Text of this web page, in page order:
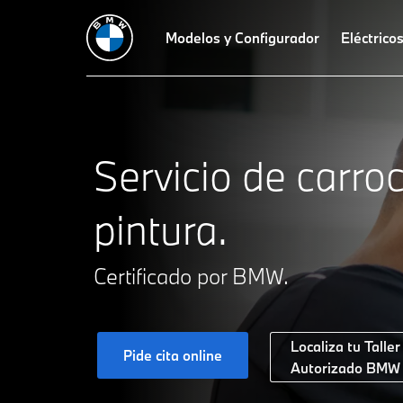
Modelos y Configurador Eléctricos
Servicio de
pintura.
Certificado por BMW.
Pide cita online
Localiza tu Taller
Autorizado BMW
Servicios destacados Carrocería y pintura Reparaciones